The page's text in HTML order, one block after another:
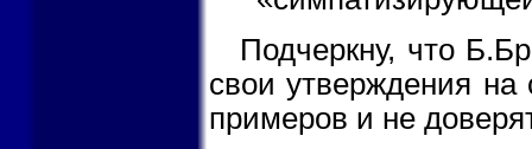
Подчеркну, что
свои утверждения
примеров и не